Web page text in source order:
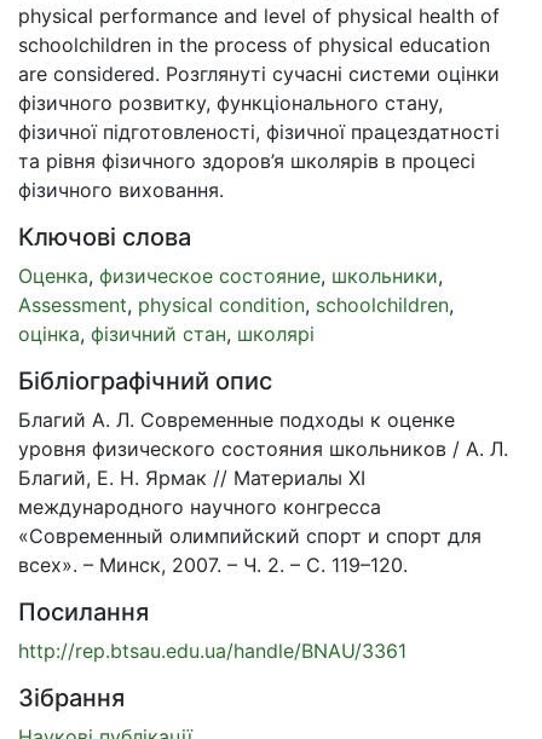
physical performance and level of physical health of
schoolchildren in the process of physical education
are considered. Розглянуті сучасні системи оцінки
фізичного розвитку, функціонального стану,
фізичної підготовленості, фізичної працездатності
та рівня фізичного здоров’я школярів в процесі
фізичного виховання.
Ключові слова
Оценка, физическое состояние, школьники,
Assessment, physical condition, schoolchildren,
оцінка, фізичний стан, школярі
Бібліографічний опис
Благий А. Л. Современные подходы к оценке
уровня физического состояния школьников / А. Л.
Благий, Е. Н. Ярмак // Материалы ХІ
международного научного конгресса
«Современный олимпийский спорт и спорт для
всех». – Минск, 2007. – Ч. 2. – С. 119–120.
Посилання
http://rep.btsau.edu.ua/handle/BNAU/3361
Зібрання